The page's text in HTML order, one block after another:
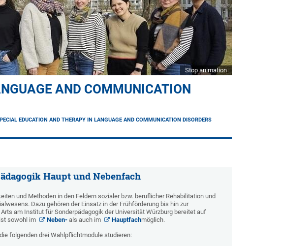
Stop animation
AND COMMUNICATION
EDUCATION AND THERAPY IN LANGUAGE AND COMMUNICATION DISORDERS
Haupt und Nebenfach
und Methoden in den Feldern sozialer bzw. beruflicher Rehabilitation und
Dazu gehören der Einsatz in der Frühförderung bis hin zur
am Institut für Sonderpädagogik der Universität Würzburg bereitet auf
sowohl im
Neben-als auch im Hauptfachmöglich.
folgenden drei Wahlpflichtmodule studieren: